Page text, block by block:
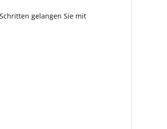
gelangen Sie mit